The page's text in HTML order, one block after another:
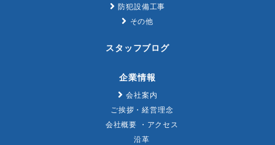
防犯設備工事
その他
スタッフブログ
企業情報
会社案内
ご挨拶・経営理念
会社概要 ・アクセス
沿革